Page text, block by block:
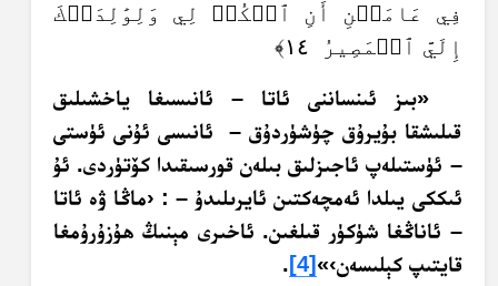
فِي عَامَيۡنِ أَنِ ٱشۡكُرۡ لِي وَلِوَٰلِدَيۡكَ
إِلَيَّ ٱلۡمَصِيرُ ١٤﴾
«بىز ئىنساننى ئاتا – ئانىسىغا ياخشىلىق
قىلىشقا بۇيرۇق چۈشۈردۇق – ئانىسى ئۇنى ئۈستى
– ئۈستىلەپ ئاجىزلىق بىلەن قورسىقىدا كۆتۈردى. ئۇ
ئىككى يىلدا ئەمچەكتىن ئايرىلىدۇ – : ‹ماڭا ۋە ئاتا
– ئاناڭغا شۈكۈر قىلغىن. ئاخىرى مېنىڭ ھۇزۇرۇمغا
قايتىپ كېلىسەن›» [4]
.